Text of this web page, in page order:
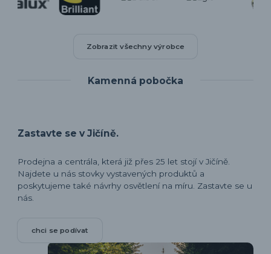
Zobrazit všechny výrobce
Kamenná pobočka
Zastavte se v Jičíně.
Prodejna a centrála, která již přes 25 let stojí v Jičíně.
Najdete u nás stovky vystavených produktů a
poskytujeme také návrhy osvětlení na míru. Zastavte se u
nás.
chci se podívat